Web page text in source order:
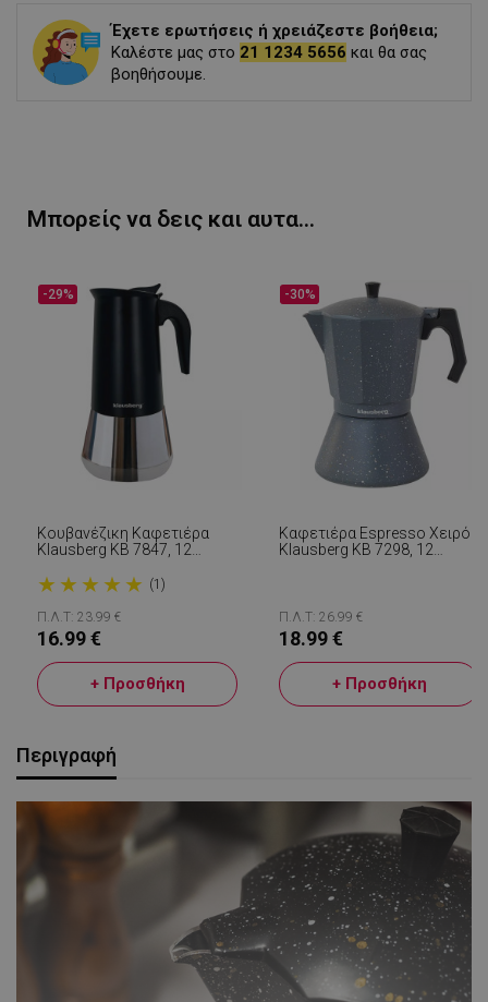
Έχετε ερωτήσεις ή χρειάζεστε βοήθεια;
Καλέστε μας στο 21 1234 5656 και θα σας
βοηθήσουμε.
Μπορείς να δεις και αυτα...
Κουβανέζικη Καφετιέρα
Klausberg KB 7847, 12
Ανοξείδωτο, Επαγωγική,
★ ★ ★ ★ ★ (1)
-29%
Π.Λ.Τ: 23.99 €
16.99 €
+ Προσθήκη
Καφετιέρα Espresso Xειρός
Klausberg KB 7298, 12
-30%
Π.Λ.Τ: 26.99 €
18.99 €
+ Προσθήκη
Περιγραφή